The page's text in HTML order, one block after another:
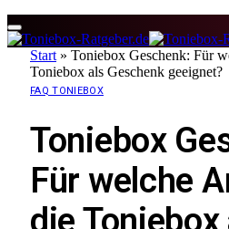
Start » Toniebox Geschenk: Für
Toniebox als Geschenk geeignet?
FAQ TONIEBOX
Toniebox
Für welche